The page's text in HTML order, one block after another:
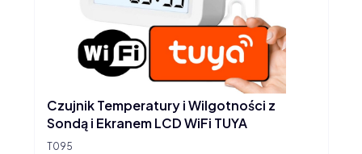
T095
Czujnik Temperatury i Wilgotności z
Sondą i Ekranem LCD WiFi TUYA